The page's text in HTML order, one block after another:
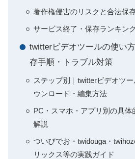
著作権侵害のリスクと合法保
サービス終了・保存ランキン
twitterビデオツールの使い
存手順・トラブル対策
ステップ別｜twitterビデオツ
ウンロード・編集方法
PC・スマホ・アプリ別の具
解説
ついびでお・twidouga・
リックス等の実践ガイド